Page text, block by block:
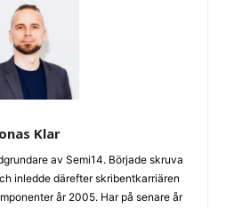
Klar
av Semi14. Började skruva
inledde därefter skribentkarriären
år 2005. Har på senare år